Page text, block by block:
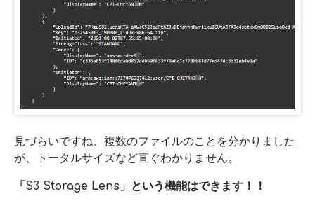
見づらいですね、複数のファイルのことを分かりました
が、トータルサイズなど直ぐわかりません。
「S3 Storage Lens」という機能はできます！！